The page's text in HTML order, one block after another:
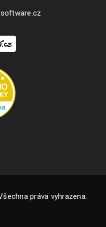
práva vyhrazena.